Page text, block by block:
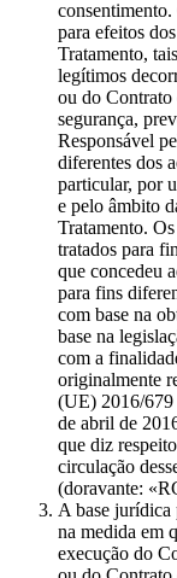
consentimento.
para efeitos
Tratamento,
legítimos
ou do Contrato
segurança,
Responsável
diferentes dos
particular, por
e pelo âmbito
Tratamento.
tratados para
que concedeu
para fins
com base na
base na
com a
originalmente
(UE) 2016/679
de abril de
que diz
circulação
(doravante:
A base jurídica
na medida em
execução do